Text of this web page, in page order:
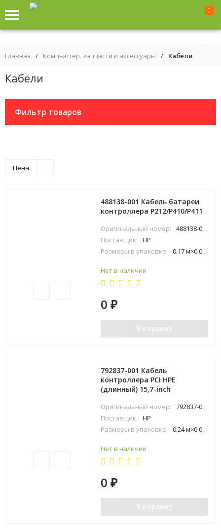
0
Главная / Компьютер. запчасти и аксессуары / Кабели
Кабели
Фильтр товаров
Цена
488138-001 Кабель батареи
контроллера P212/P410/P411
Оригинальный номер:
488138-001
Поставщик:
HP
Размеры в упаковке:
0.17 м×0.01 м×0.22 м
Нет в наличии
0₽
В корзину
792837-001 Кабель
контроллера PCI HPE
(длинный) 15,7-inch
Оригинальный номер:
792837-001
Поставщик:
HP
Размеры в упаковке:
0.24 м×0.01 м×0.28 м
Нет в наличии
0₽
В корзину